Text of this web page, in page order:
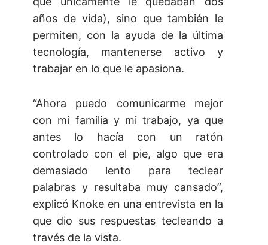
años de vida), sino que también le
permiten, con la ayuda de la última
tecnología, mantenerse activo y
trabajar en lo que le apasiona.
“Ahora puedo comunicarme mejor
con mi familia y mi trabajo, ya que
antes lo hacía con un ratón
controlado con el pie, algo que era
demasiado lento para teclear
palabras y resultaba muy cansado”,
explicó Knoke en una entrevista en la
que dio sus respuestas tecleando a
través de la vista.